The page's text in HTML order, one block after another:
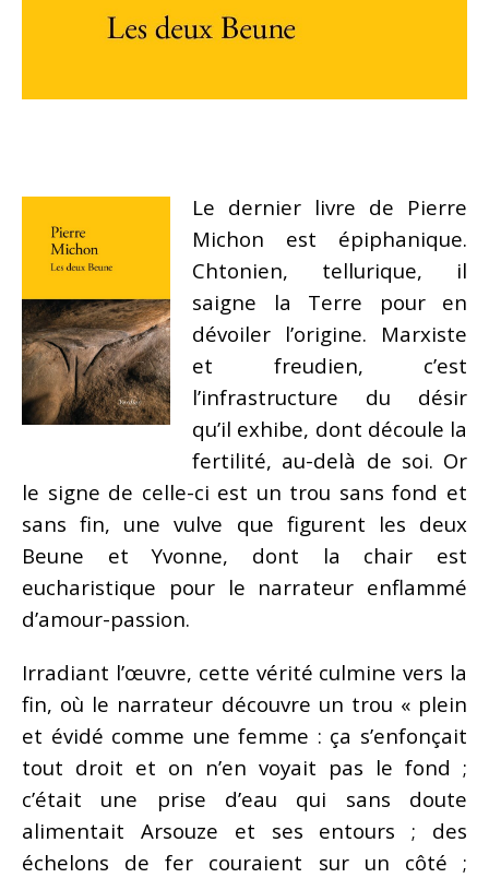
Le dernier livre de Pierre
Michon est épiphanique.
Chtonien, tellurique, il
saigne la Terre pour en
dévoiler l’origine. Marxiste
et freudien, c’est
l’infrastructure du désir
qu’il exhibe, dont découle la
fertilité, au-delà de soi. Or
le signe de celle-ci est un trou sans fond et
sans fin, une vulve que figurent les deux
Beune et Yvonne, dont la chair est
eucharistique pour le narrateur enflammé
d’amour-passion.
Irradiant l’œuvre, cette vérité culmine vers la
fin, où le narrateur découvre un trou « plein
et évidé comme une femme : ça s’enfonçait
tout droit et on n’en voyait pas le fond ;
c’était une prise d’eau qui sans doute
alimentait Arsouze et ses entours ; des
échelons de fer couraient sur un côté ;